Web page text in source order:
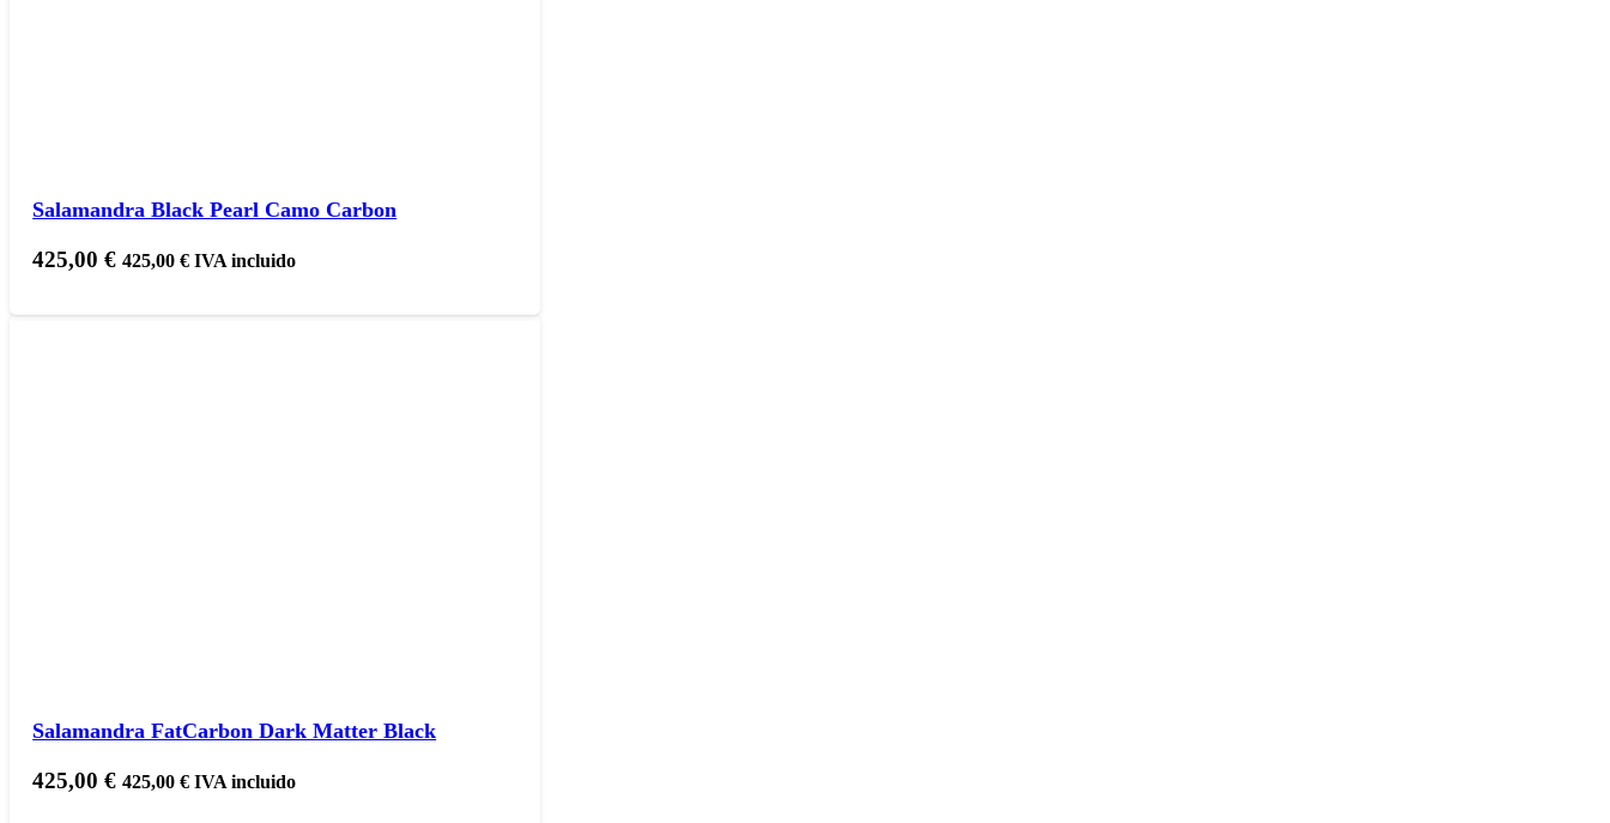
Salamandra Black Pearl Camo Carbon
425,00€ 425,00€ IVA incluido
Salamandra FatCarbon Dark Matter Black
425,00€ 425,00€ IVA incluido